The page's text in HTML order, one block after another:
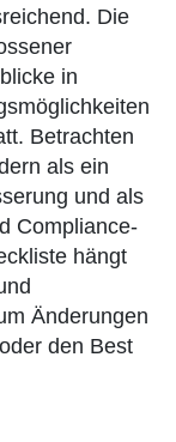
Die
in
Betrachten
als ein
und als
Compliance-
hängt
Änderungen
den Best